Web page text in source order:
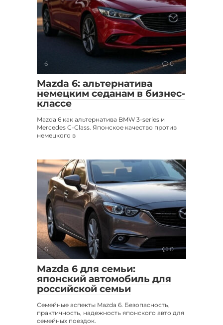
6 0
Mazda 6: альтернатива
немецким седанам в бизнес-
классе
Mazda 6 как альтернатива BMW 3-series и
Mercedes C-Class. Японское качество против
немецкого в
6 0
Mazda 6 для семьи:
японский автомобиль для
российской семьи
Семейные аспекты Mazda 6. Безопасность,
практичность, надежность японского авто для
семейных поездок.